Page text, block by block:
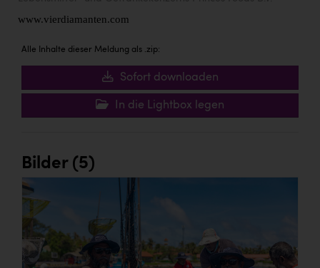
www.vierdiamanten.com
Alle Inhalte dieser Meldung als .zip:
Sofort downloaden
In die Lightbox legen
Bilder (5)